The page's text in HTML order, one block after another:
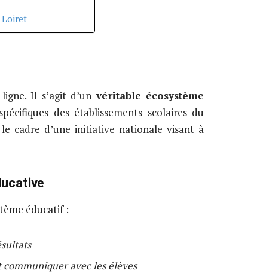
Loiret
Il s’agit d’unvéritable écosystème
des établissements scolaires du
cadre d’une initiative nationale visant à
éducatif :
avec les élèves